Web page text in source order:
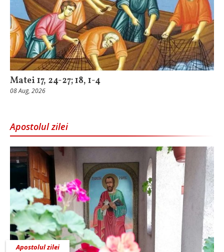
Matei 17, 24-27; 18, 1-4
08 Aug, 2026
Apostolul zilei
Apostolul zilei